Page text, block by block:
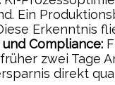
Ein
Erkenntnis
Compliance:
zwei Tage
direkt